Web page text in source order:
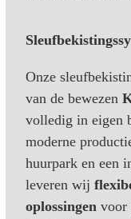
Onze
van de bewezen
volledig in eigen
moderne
huurpark en een
leveren wij
oplossingen voor